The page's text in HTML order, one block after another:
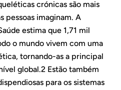
crónicas são mais
pessoas imaginam. A
estima que 1,71 mil
o mundo vivem com uma
tornando-as a principal
global.2 Estão também
para os sistemas